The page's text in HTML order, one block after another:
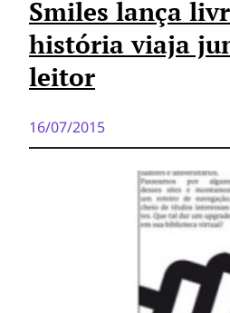
Smiles lança
história viaja
leitor
16/07/2015